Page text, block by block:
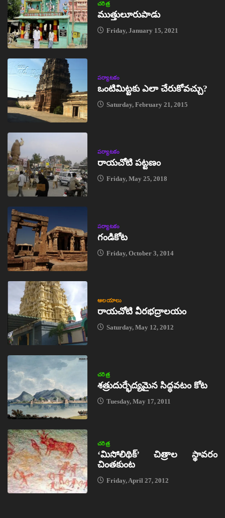
చరిత్ర
ముత్తులూరుపాడు
Friday, January 15, 2021
పర్యాటకం
ఒంటిమిట్టకు ఎలా చేరుకోవచ్చు?
Saturday, February 21, 2015
పర్యాటకం
రాయచోటి పట్టణం
Friday, May 25, 2018
పర్యాటకం
గండికోట
Friday, October 3, 2014
ఆలయాలు
రాయచోటి వీరభద్రాలయం
Saturday, May 12, 2012
చరిత్ర
శత్రుదుర్భేద్యమైన సిద్ధవటం కోట
Tuesday, May 17, 2011
చరిత్ర
‘మిసోలిథిక్‌’ చిత్రాల స్థావరం
చింతకుంట
Friday, April 27, 2012